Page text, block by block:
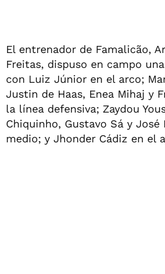
El entrenador de Famalicão,
Freitas, dispuso en campo
con Luiz Júnior en el arco;
Justin de Haas, Enea Mihaj y
la línea defensiva; Zaydou
Chiquinho, Gustavo Sá y José
medio; y Jhonder Cádiz en el